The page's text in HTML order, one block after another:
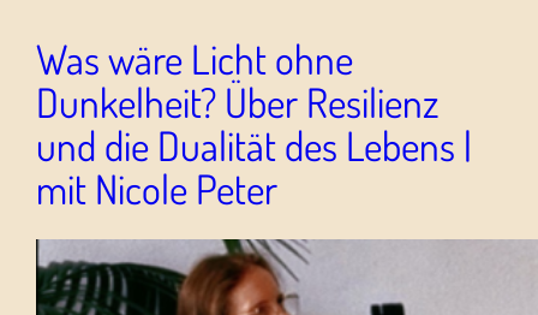
Was wäre Licht ohne
Dunkelheit? Über Resilienz
und die Dualität des Lebens |
mit Nicole Peter